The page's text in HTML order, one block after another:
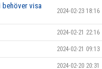
visa
2024-02-23 18:16
2024-02-21 22:16
2024-02-21 09:13
2024-02-20 20:31